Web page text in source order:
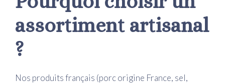
assortiment artisanal
?
Nos produits français (porc origine France, sel,